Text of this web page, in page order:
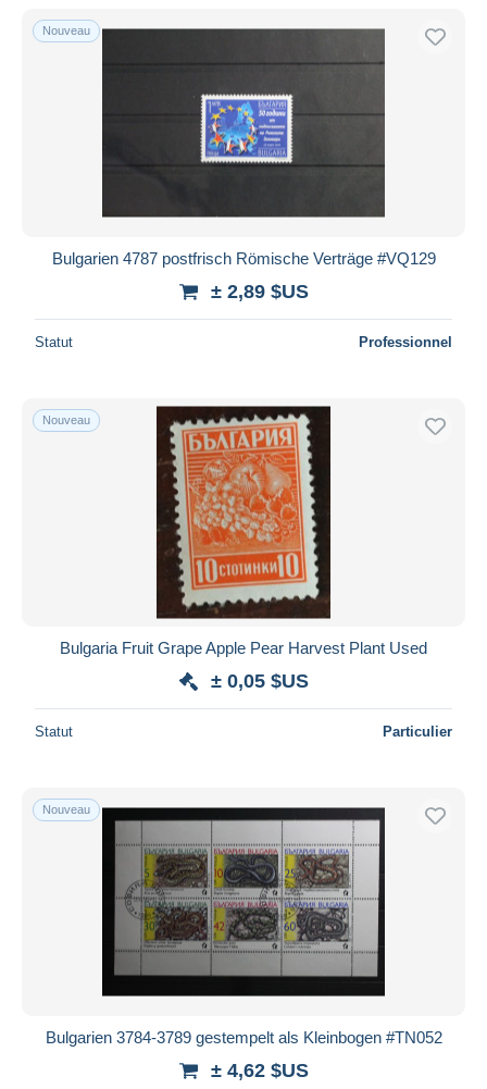
Uniquement en réduction
Méthodes de paiement
Virement bancaire
Bancontact
Tout désélectionner
Monde entier
Appliquer
Nouveau
Bulgarien 4787 postfrisch Römische Verträge #VQ129
± 2,89 $US
Statut Professionnel
Nouveau
Bulgaria Fruit Grape Apple Pear Harvest Plant Used
± 0,05 $US
Statut Particulier
Nouveau
Bulgarien 3784-3789 gestempelt als Kleinbogen #TN052
± 4,62 $US